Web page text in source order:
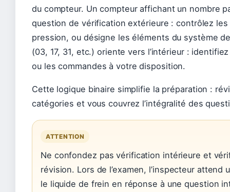
du compteur. Un compteur affichant un nombre
question de vérification extérieure : contrôlez
pression, ou désigne les éléments du système
(03, 17, 31, etc.) oriente vers l’intérieur :
ou les commandes à votre disposition.
Cette logique binaire simplifie la préparation :
catégories et vous couvrez l’intégralité des
ATTENTION
Ne confondez pas vérification intérieure et
révision. Lors de l’examen, l’inspecteur
le liquide de frein en réponse à une question